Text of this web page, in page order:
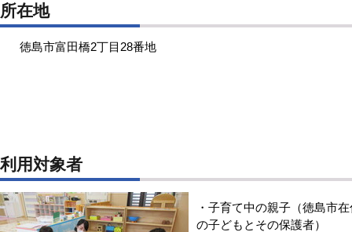
所在地
徳島市富田橋2丁目28番地
利用対象者
・子育て中の親子（徳島市
の子どもとその保護者）